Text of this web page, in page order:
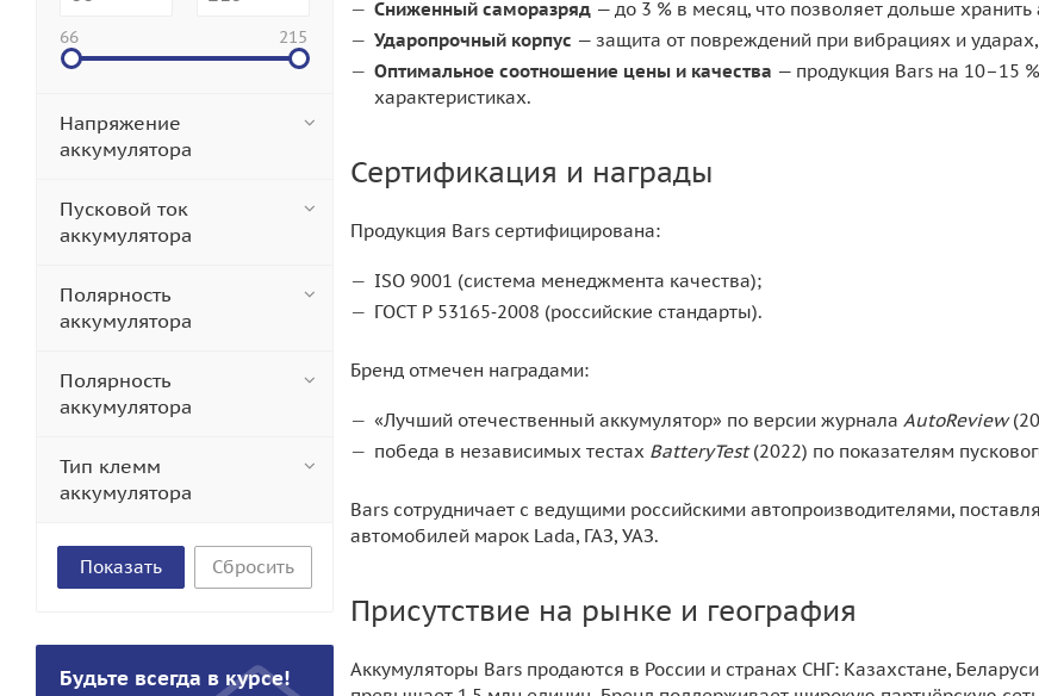
Сниженный саморазряд — до 3 % в месяц, что позволяет дольше
Ударопрочный корпус — защита от повреждений при вибрациях и
Оптимальное соотношение цены и качества — продукция Bars на 10–15
характеристиках.
Сертификация и награды
Продукция Bars сертифицирована:
ISO 9001 (система менеджмента качества);
ГОСТ Р 53165‑2008 (российские стандарты).
Бренд отмечен наградами:
«Лучший отечественный аккумулятор» по версии журнала AutoReview
победа в независимых тестах BatteryTest(2022) по показателям
Bars сотрудничает с ведущими российскими автопроизводителями,
автомобилей марок Lada, ГАЗ, УАЗ.
Присутствие на рынке и география
Аккумуляторы Bars продаются в России и странах СНГ: Казахстане,
66 215
Напряжение
аккумулятора
Пусковой ток
аккумулятора
Полярность
аккумулятора
Полярность
аккумулятора
Тип клемм
аккумулятора
Сбросить
Будьте всегда в курсе!